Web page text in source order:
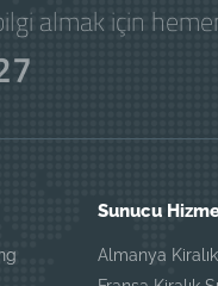
almak için
Sunucu
Almanya